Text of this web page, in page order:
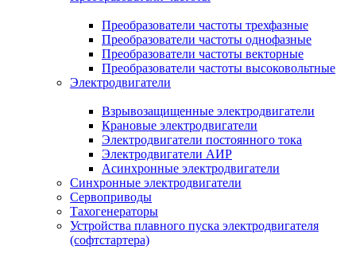
Преобразователи частоты трехфазные
Преобразователи частоты однофазные
Преобразователи частоты векторные
Преобразователи частоты высоковольтные
Электродвигатели
Взрывозащищенные электродвигатели
Крановые электродвигатели
Электродвигатели постоянного тока
Электродвигатели АИР
Асинхронные электродвигатели
Синхронные электродвигатели
Сервоприводы
Тахогенераторы
Устройства плавного пуска электродвигателя
(софтстартера)